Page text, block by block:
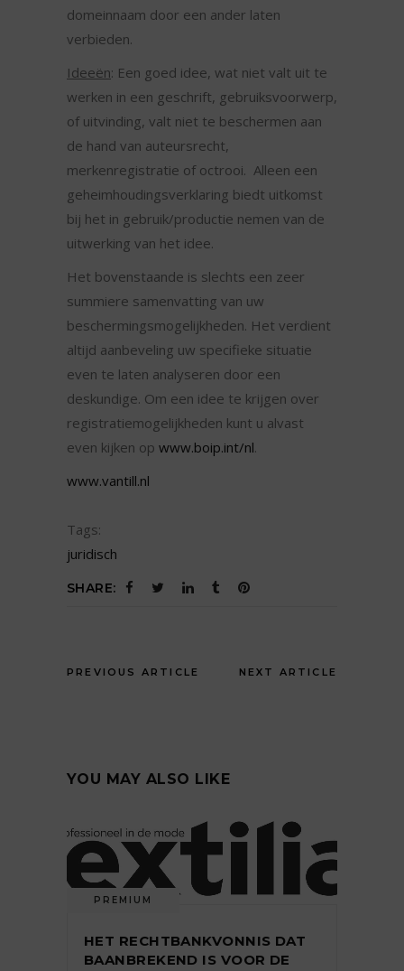
domeinnaam door een ander laten
verbieden.
Ideeën: Een goed idee, wat niet valt uit te
werken in een geschrift, gebruiksvoorwerp,
of uitvinding, valt niet te beschermen aan
de hand van auteursrecht,
merkenregistratie of octrooi. Alleen een
geheimhoudingsverklaring biedt uitkomst
bij het in gebruik/productie nemen van de
uitwerking van het idee.
Het bovenstaande is slechts een zeer
summiere samenvatting van uw
beschermingsmogelijkheden. Het verdient
altijd aanbeveling uw specifieke situatie
even te laten analyseren door een
deskundige. Om een idee te krijgen over
registratiemogelijkheden kunt u alvast
even kijken op www.boip.int/nl.
www.vantill.nl
Tags:
juridisch
SHARE:
PREVIOUS ARTICLE NEXT ARTICLE
YOU MAY ALSO LIKE
PREMIUM
HET RECHTBANKVONNIS DAT
BAANBREKEND IS VOOR DE